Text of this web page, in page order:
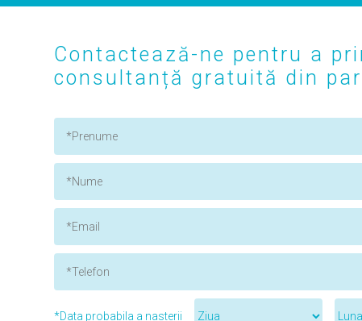
Contactează-ne pentru a
consultanță gratuită din
*Data probabila a nasterii